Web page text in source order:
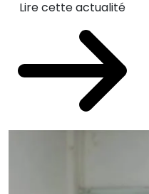
Lire cette actualité